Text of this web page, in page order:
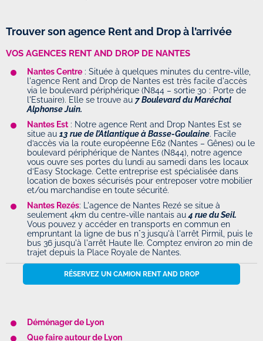
Trouver son agence Rent and Drop à l’arrivée
VOS AGENCES RENT AND DROP DE NANTES
Nantes Centre : Située à quelques minutes du centre-ville,
l'agence Rent and Drop de Nantes est très facile d'accès
via le boulevard périphérique (N844 – sortie 30 : Porte de
l'Estuaire). Elle se trouve au 7 Boulevard du Maréchal
Alphonse Juin.
Nantes Est : Notre agence Rent and Drop Nantes Est se
situe au 13 rue de l’Atlantique à Basse-Goulaine. Facile
d’accès via la route européenne E62 (Nantes – Gênes) ou le
boulevard périphérique de Nantes (N844), notre agence
vous ouvre ses portes du lundi au samedi dans les locaux
d’Easy Stockage. Cette entreprise est spécialisée dans
location de boxes sécurisés pour entreposer votre mobilier
et/ou marchandise en toute sécurité.
Nantes Rezés: L'agence de Nantes Rezé se situe à
seulement 4km du centre-ville nantais au4 rue du Seil.
Vous pouvez y accéder en transports en commun en
empruntant la ligne de bus n°3 jusqu'à l'arrêt Pirmil, puis le
bus 36 jusqu'à l'arrêt Haute Ile. Comptez environ 20 min de
trajet depuis la Place Royale de Nantes.
RÉSERVEZ UN CAMION RENT AND DROP
Déménager de Lyon
Que faire autour de Lyon